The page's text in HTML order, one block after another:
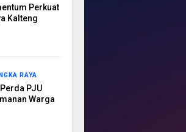
Perkuat
Kalteng
RAYA
PJU
Warga